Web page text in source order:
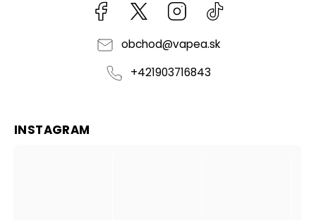
Facebook kzifcak85131Instagram
obchod@vapea.sk
+421903716843
INSTAGRAM